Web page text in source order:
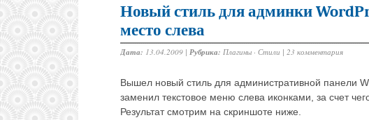
Новый стиль для админки
место слева
Дата: 13.04.2009 | Рубрика: Плагины · Стили | 23 комментария
Вышел новый стиль для административной панели
заменил текстовое меню слева иконками, за счет
Результат смотрим на скриншоте ниже.